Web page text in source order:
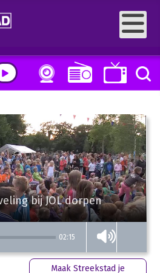
02:15
bij JOL dorpen
Maak Streekstad je